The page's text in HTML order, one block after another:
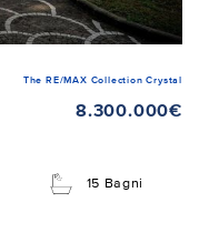
The RE/MAX Collection Crystal
8.300.000€
15 Bagni